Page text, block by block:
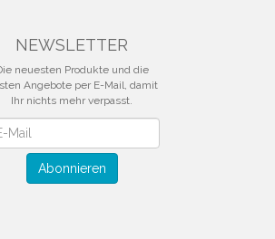
NEWSLETTER
neuesten Produkte und die
Angebote per E-Mail, damit
Ihr nichts mehr verpasst.
Abonnieren